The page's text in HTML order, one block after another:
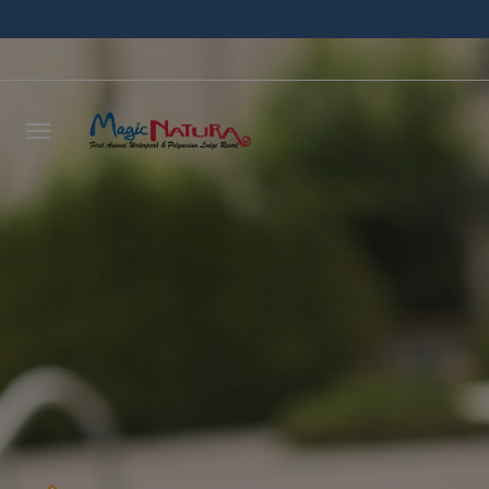
vous
délais
NOM